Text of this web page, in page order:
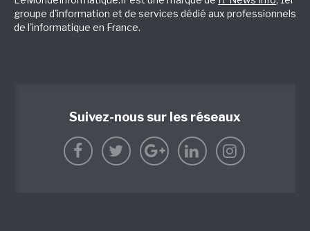
groupe d'information et de services dédié aux professionnels
de l'informatique en France.
Suivez-nous sur les réseaux